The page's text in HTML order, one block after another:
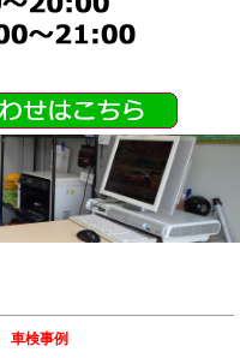
車検事例